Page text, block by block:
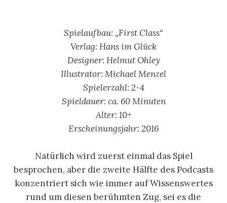
Spielaufbau: „First Class“
Verlag: Hans im Glück
Designer: Helmut Ohley
Illustrator: Michael Menzel
Spielerzahl: 2-4
Spieldauer: ca. 60 Minuten
Alter: 10+
Erscheinungsjahr: 2016
Natürlich wird zuerst einmal das Spiel
besprochen, aber die zweite Hälfte des Podcasts
konzentriert sich wie immer auf Wissenswertes
rund um diesen berühmten Zug, sei es die